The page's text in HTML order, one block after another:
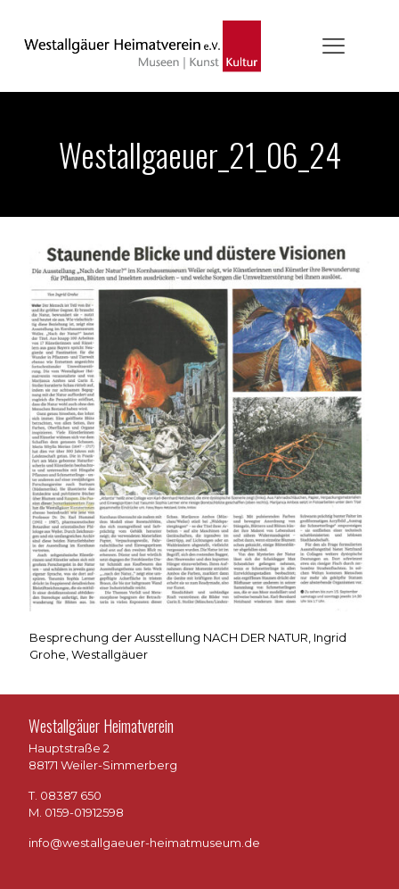
Westallgaeuer_21_06_24
Besprechung der Ausstellung NACH DER NATUR, Ingrid
Grohe, Westallgäuer
Westallgäuer Heimatverein
Hauptstraße 2
88171 Weiler-Simmerberg
T. 08387 650
M. 0159-01912598
info@westallgaeuer-heimatmuseum.de